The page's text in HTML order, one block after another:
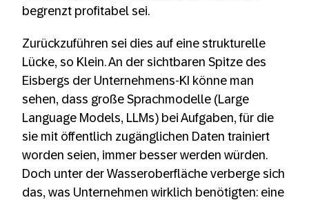
begrenzt profitabel sei.
Zurückzuführen sei dies auf eine strukturelle
Lücke, so Klein. An der sichtbaren Spitze des
Eisbergs der Unternehmens-KI könne man
sehen, dass große Sprachmodelle (Large
Language Models, LLMs) bei Aufgaben, für die
sie mit öffentlich zugänglichen Daten trainiert
worden seien, immer besser werden würden.
Doch unter der Wasseroberfläche verberge sich
das, was Unternehmen wirklich benötigten: eine